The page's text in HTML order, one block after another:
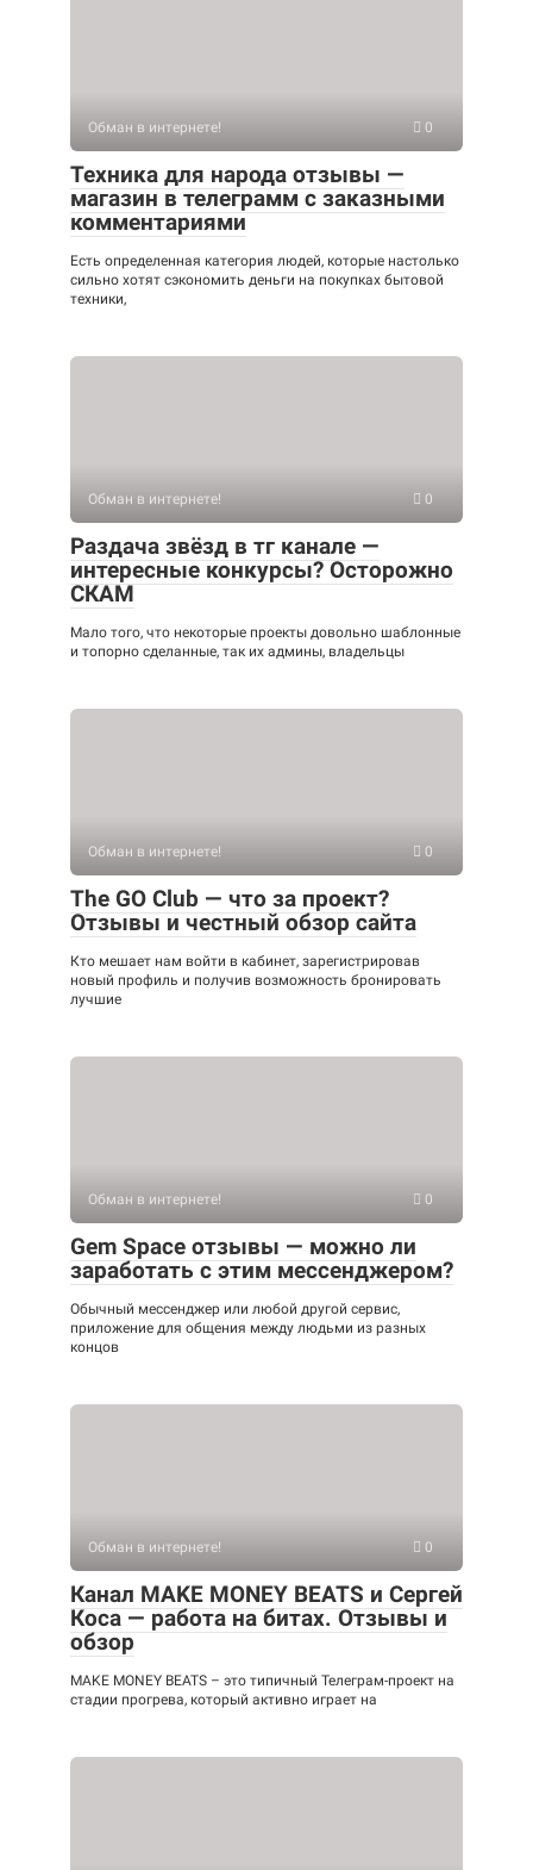
Обман в интернете! 0
Техника для народа отзывы —
магазин в телеграмм с заказными
комментариями
Есть определенная категория людей, которые настолько
сильно хотят сэкономить деньги на покупках бытовой
техники,
Обман в интернете! 0
Раздача звёзд в тг канале —
интересные конкурсы? Осторожно
СКАМ
Мало того, что некоторые проекты довольно шаблонные
и топорно сделанные, так их админы, владельцы
Обман в интернете! 0
The GO Club — что за проект?
Отзывы и честный обзор сайта
Кто мешает нам войти в кабинет, зарегистрировав
новый профиль и получив возможность бронировать
лучшие
Обман в интернете! 0
Gem Space отзывы — можно ли
заработать с этим мессенджером?
Обычный мессенджер или любой другой сервис,
приложение для общения между людьми из разных
концов
Обман в интернете! 0
Канал MAKE MONEY BEATS и Сергей
Коса — работа на битах. Отзывы и
обзор
MAKE MONEY BEATS – это типичный Телеграм-проект на
стадии прогрева, который активно играет на